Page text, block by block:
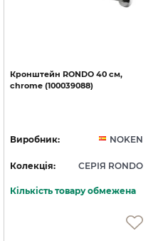
Кронштейн RONDO 40 см,
chrome (100039088)
Виробник: NOKEN
Колекція: СЕРІЯ RONDO
Кількість товару обмежена